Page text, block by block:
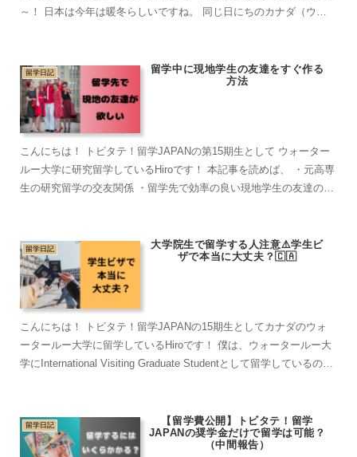
～！ 日本は今年は暖冬らしいですね。 同じ日にちのカナダ（ウォ
留学日記
留学中に現地学生の友達をすぐ作る
方法
こんにちは！ トビタテ！留学JAPANの第15期生として ウォーター
ルー大学に研究留学しているHiroです！ 本記事を読めば、 ・元高専
生の研究留学の交友関係 ・留学先で効率の良い現地学生の友達の作
留学日記
大学院生で留学する人注意⚠️学生ビ
ザで本当に大丈夫？🇨🇦
こんにちは！ トビタテ！留学JAPANの15期生としてカナダのウォ
ータールー大学に留学しているHiroです！ 僕は、ウォータールー大
学にInternational Visiting Graduate Studentとして留学しているので
留学日記
【留学費公開】トビタテ！留学
JAPANの奨学金だけで留学は可能？
（中間報告）